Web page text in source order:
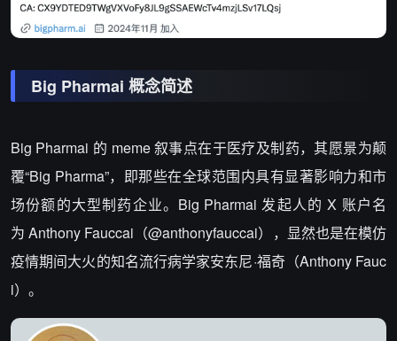
Big Pharmai 概念简述
Big Pharmai 的 meme 叙事点在于医疗及制药，其愿景为颠
覆“Big Pharma”，即那些在全球范围内具有显著影响力和市
场份额的大型制药企业。Big Pharmai 发起人的 X 账户名
为Anthony Fauccai（@anthonyfauccai），显然也是在模仿
疫情期间大火的知名流行病学家安东尼·福奇（Anthony Fauc
i）。